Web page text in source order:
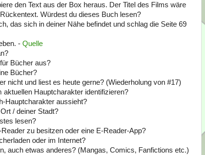
den Text aus der Box heraus. Der Titel des Films wäre
Würdest du dieses Buch lesen?
das sich in deiner Nähe befindet und schlag die Seite 69
- Quelle
Bücher aus?
Bücher?
nicht und liest es heute gerne? (Wiederholung von #17)
Hauptcharakter identifizieren?
Hauptcharakter aussieht?
/ deiner Stadt?
lesen?
zu besitzen oder eine E-Reader-App?
oder im Internet?
auch etwas anderes? (Mangas, Comics, Fanfictions etc.)